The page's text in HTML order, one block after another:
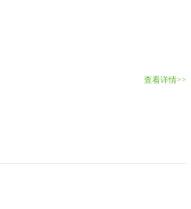
查看详情>>